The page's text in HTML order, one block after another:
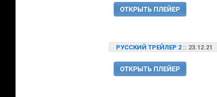
РУССКИЙ ТРЕЙЛЕР 2 :: 23.12.21